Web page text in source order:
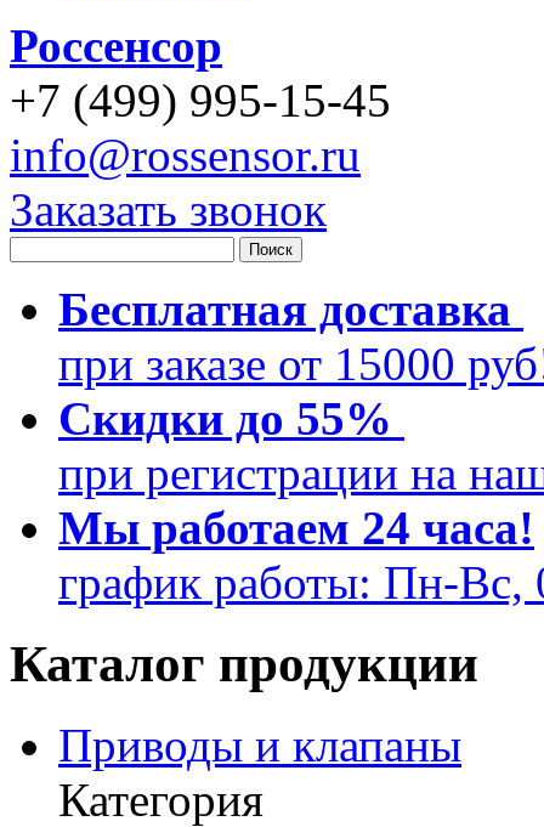
Россенсор
+7 (499) 995-15-45
info@rossensor.ru
Заказать звонок
Бесплатная доставка
при заказе от 15000
Скидки до 55%
при регистрации на
Мы работаем 24 часа!
график работы: Пн-Вс,
Каталог продукции
Приводы и клапаны
Категория